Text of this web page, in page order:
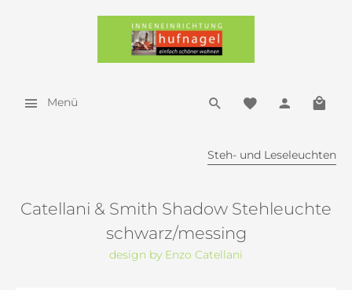
Menü
Steh- und Leseleuchten
Catellani & Smith Shadow Stehleuchte
schwarz/messing
design by Enzo Catellani